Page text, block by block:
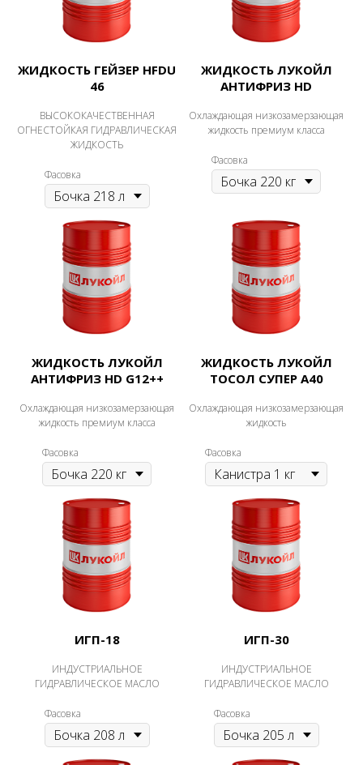
ЖИДКОСТЬ ГЕЙЗЕР HFDU
46
ВЫСОКОКАЧЕСТВЕННАЯ
ОГНЕСТОЙКАЯ ГИДРАВЛИЧЕСКАЯ
ЖИДКОСТЬ
Фасовка
ЖИДКОСТЬ ЛУКОЙЛ
АНТИФРИЗ HD
Охлаждающая низкозамерзающая
жидкость премиум класса
Фасовка
ЖИДКОСТЬ ЛУКОЙЛ
АНТИФРИЗ HD G12++
Охлаждающая низкозамерзающая
жидкость премиум класса
Фасовка
ЖИДКОСТЬ ЛУКОЙЛ
ТОСОЛ СУПЕР А40
Охлаждающая низкозамерзающая
жидкость
Фасовка
ИГП-18
ИНДУСТРИАЛЬНОЕ
ГИДРАВЛИЧЕСКОЕ МАСЛО
Фасовка
ИГП-30
ИНДУСТРИАЛЬНОЕ
ГИДРАВЛИЧЕСКОЕ МАСЛО
Фасовка